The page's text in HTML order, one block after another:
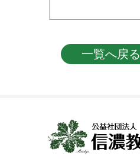
投稿ナビゲーション一覧へ戻る